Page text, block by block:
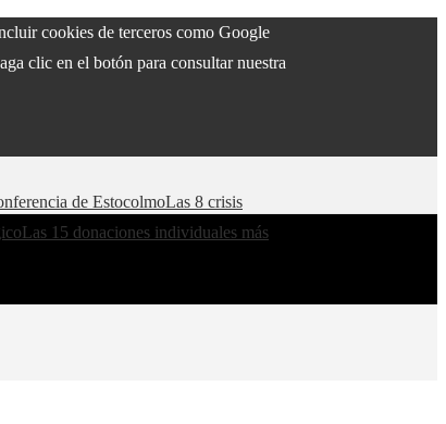
cookies de terceros como Google
clic en el botón para consultar nuestra
de EstocolmoLas 8 crisis
Las 15 donaciones individuales más